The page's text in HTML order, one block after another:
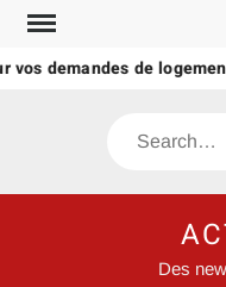
Skip
contentdemandes de
Search
Des